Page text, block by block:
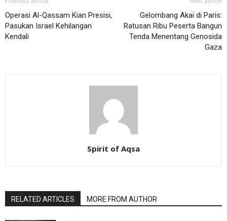
Operasi Al-Qassam Kian Presisi,
Pasukan Israel Kehilangan
Kendali
Gelombang Akai di Paris:
Ratusan Ribu Peserta Bangun
Tenda Menentang Genosida
Gaza
Spirit of Aqsa
RELATED ARTICLES MORE FROM AUTHOR